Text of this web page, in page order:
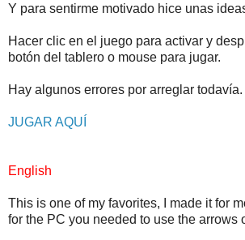
Y para sentirme motivado hice unas
Hacer clic en el juego para activar y
botón del tablero o mouse para jugar.
Hay algunos errores por arreglar todavía.
JUGAR AQUÍ
English
This is one of my favorites, I made it for
for the PC you needed to use the arrows